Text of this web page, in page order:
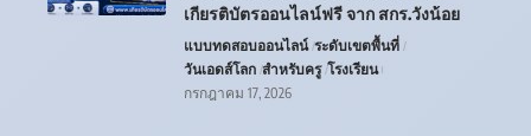
เกียรติบัตรออนไลน์ฟรี จาก สกร.วังน้อย
แบบทดสอบออนไลน์ ระดับเขตพื้นที่
วันเอดส์โลก สำหรับครู โรงเรียน
กรกฎาคม 17, 2026